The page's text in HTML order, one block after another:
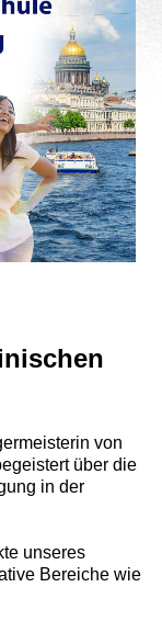
von
über die
in der
unseres
Bereiche wie